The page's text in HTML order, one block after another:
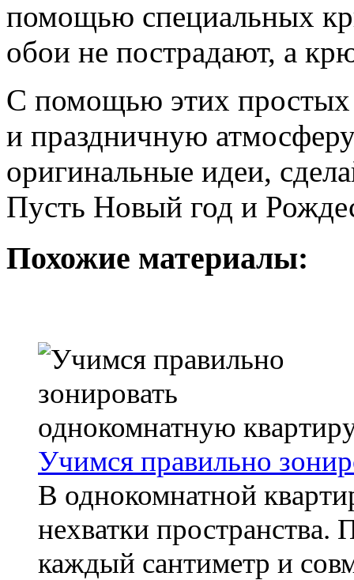
помощью специальных
обои не пострадают, а
С помощью этих простых
и праздничную
оригинальные идеи,
Пусть Новый год и
Похожие материалы:
Учимся правильно
В однокомнатной
нехватки пространства.
каждый сантиметр и